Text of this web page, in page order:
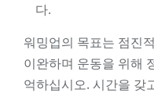
다.
워밍업의 목표는 점진
이완하며 운동을 위해
억하십시오. 시간을 갖